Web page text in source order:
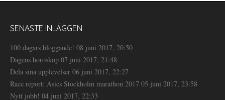
SENASTE INLÄGGEN
100 dagars bloggande! 08 juni 2017, 20:50
Dagens horoskop 07 juni 2017, 21:48
Dela sina upplevelser 06 juni 2017, 22:27
Race report: Asics Stockholm marathon 2017 05 juni 2017, 23:58
Nytt jobb! 04 juni 2017, 22:33